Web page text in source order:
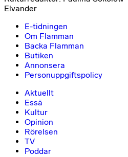
Elvander
E-tidningen
Om Flamman
Backa Flamman
Butiken
Annonsera
Personuppgiftspolicy
Aktuellt
Essä
Kultur
Opinion
Rörelsen
TV
Poddar